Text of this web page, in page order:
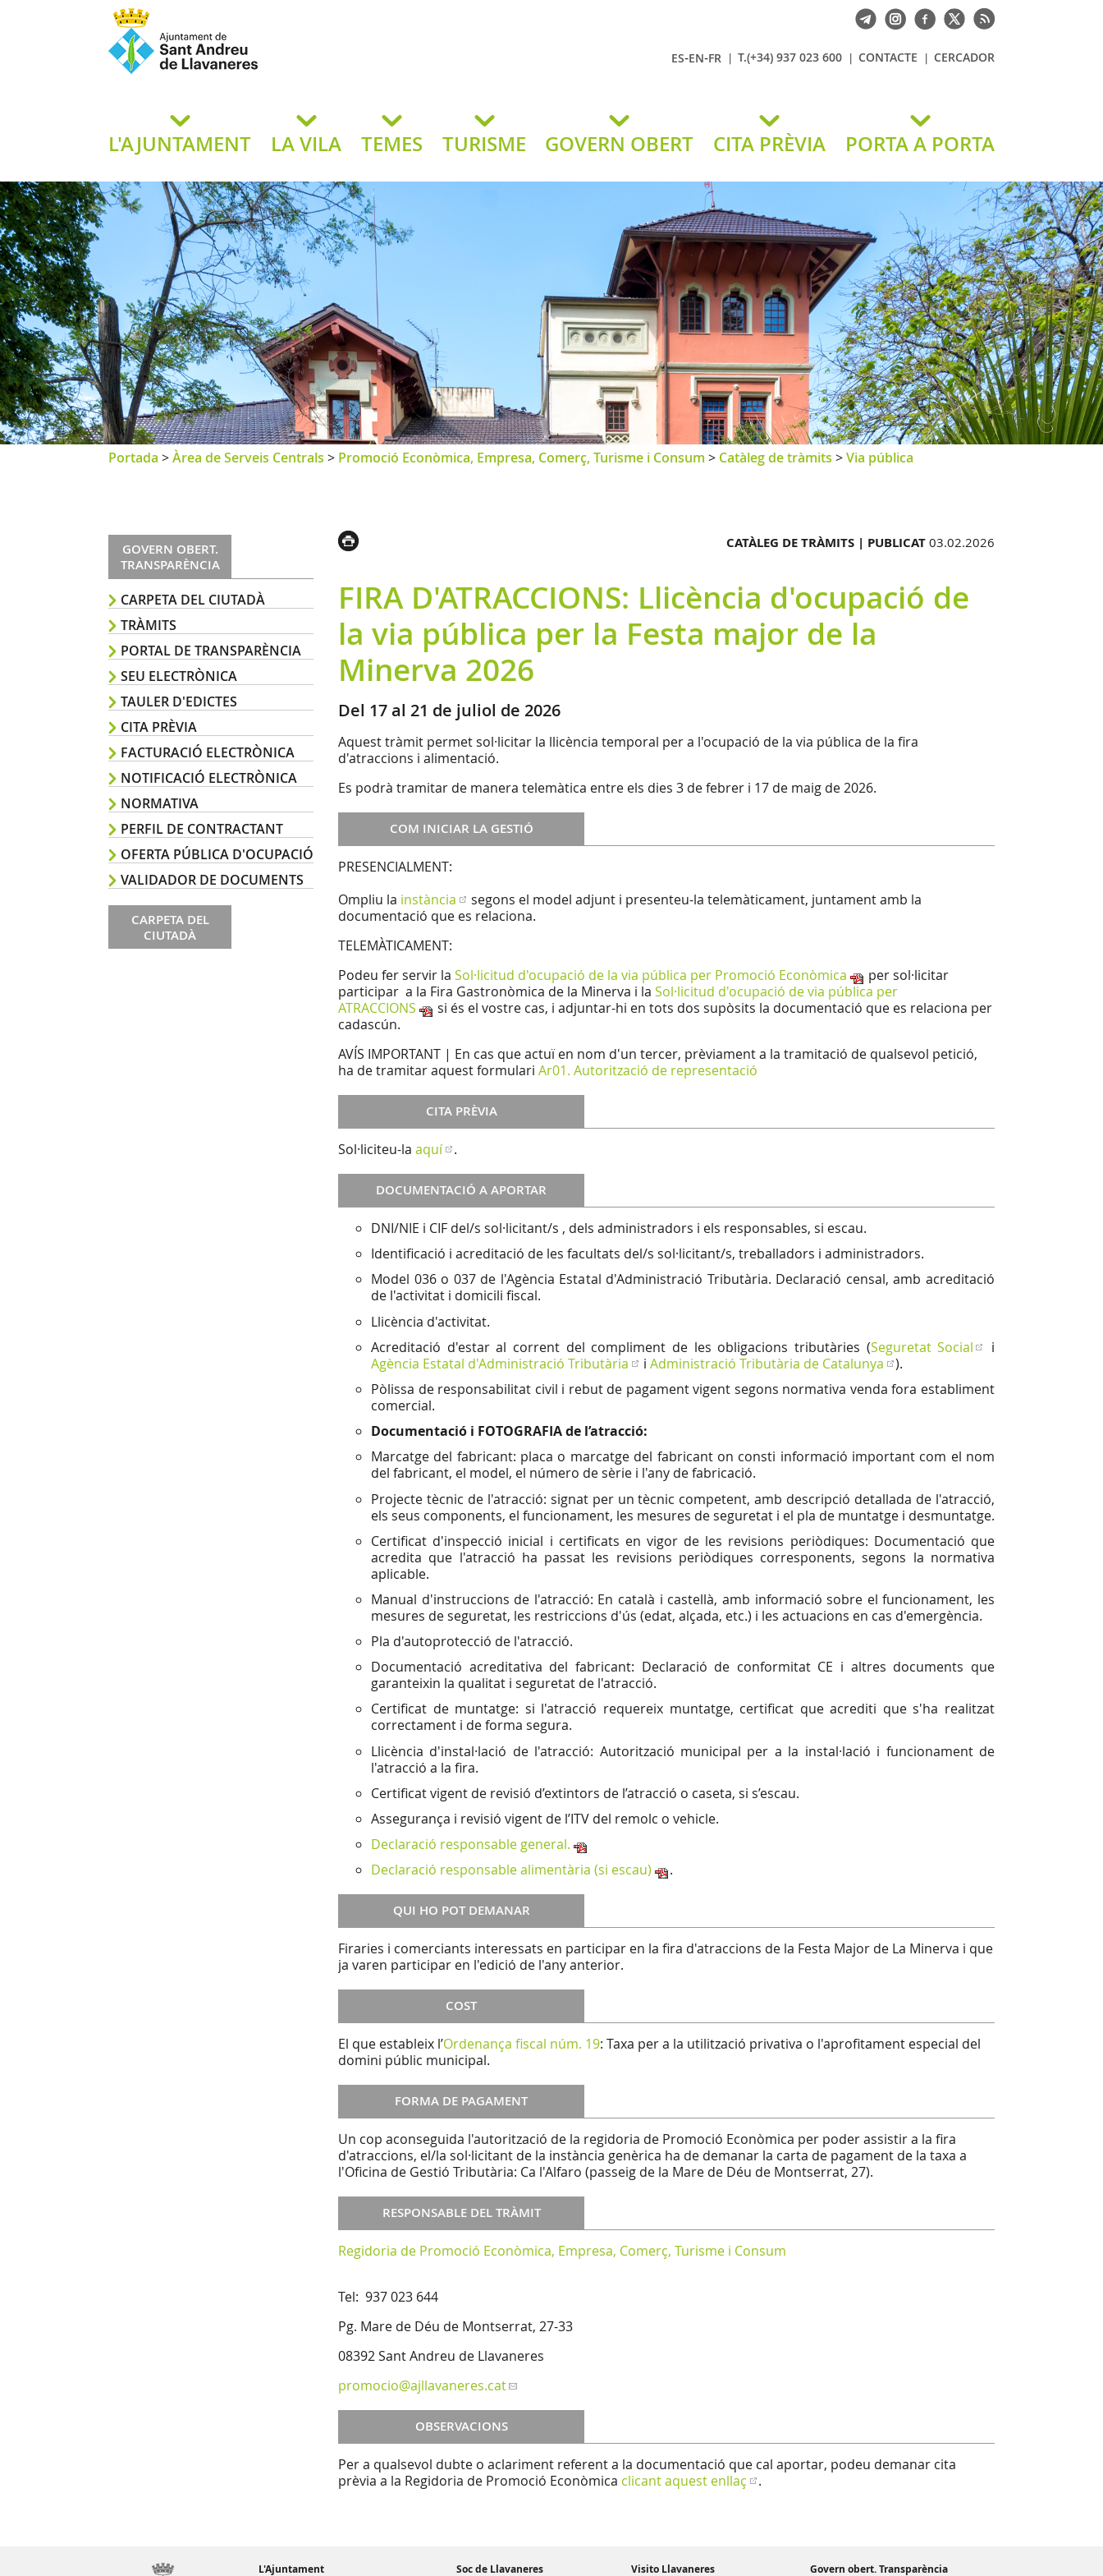
de Llavaneres
ES-EN-FR T.(+34) 937 023 600 CONTACTE CERCADOR
L'AJUNTAMENT LA VILA TEMES TURISME GOVERN OBERT CITA PRÈVIA PORTA A PORTA
Portada >Àrea de Serveis Centrals > Promoció Econòmica, Empresa, Comerç, Turisme i Consum > Catàleg de tràmits >Via pública
GOVERN OBERT.
TRANSPARÈNCIA
CARPETA DEL CIUTADÀ
TRÀMITS
PORTAL DE TRANSPARÈNCIA
SEU ELECTRÒNICA
TAULER D'EDICTES
CITA PRÈVIA
FACTURACIÓ ELECTRÒNICA
NOTIFICACIÓ ELECTRÒNICA
NORMATIVA
PERFIL DE CONTRACTANT
OFERTA PÚBLICA D'OCUPACIÓ
VALIDADOR DE DOCUMENTS
CARPETA DEL
CIUTADÀ
CATÀLEG DE TRÀMITS | PUBLICAT 03.02.2026
FIRA D'ATRACCIONS: Llicència d'ocupació de
la via pública per la Festa major de la
Minerva 2026
Del 17 al 21 de juliol de 2026
Aquest tràmit permet sol·licitar la llicència temporal per a l'ocupació de la via pública de la fira
d'atraccions i alimentació.
Es podrà tramitar de manera telemàtica entre els dies 3 de febrer i 17 de maig de 2026.
COM INICIAR LA GESTIÓ
PRESENCIALMENT:
Ompliu la instància
segons el model adjunt i presenteu-la telemàticament, juntament amb la
documentació que es relaciona.
TELEMÀTICAMENT:
Podeu fer servir la Sol·licitud d'ocupació de la via pública per Promoció Econòmica
per sol·licitar
participar a la Fira Gastronòmica de la Minerva i la Sol·licitud d'ocupació de via pública per
ATRACCIONS
si és el vostre cas, i adjuntar-hi en tots dos supòsits la documentació que es relaciona per
cadascún.
AVÍS IMPORTANT | En cas que actuï en nom d'un tercer, prèviament a la tramitació de qualsevol petició,
ha de tramitar aquest formulari Ar01. Autorització de representació
CITA PRÈVIA
Sol·liciteu-la aquí .
DOCUMENTACIÓ A APORTAR
DNI/NIE i CIF del/s sol·licitant/s , dels administradors i els responsables, si escau.
Identificació i acreditació de les facultats del/s sol·licitant/s, treballadors i administradors.
Model 036 o 037 de l'Agència Estatal d'Administració Tributària. Declaració censal, amb acreditació
de l'activitat i domicili fiscal.
Llicència d'activitat.
Acreditació d'estar al corrent del compliment de les obligacions tributàries (Seguretat Social
i
Agència Estatal d'Administració Tributària
i Administració Tributària de Catalunya
).
Pòlissa de responsabilitat civil i rebut de pagament vigent segons normativa venda fora establiment
comercial.
Documentació i FOTOGRAFIA de l’atracció:
Marcatge del fabricant: placa o marcatge del fabricant on consti informació important com el nom
del fabricant, el model, el número de sèrie i l'any de fabricació.
Projecte tècnic de l'atracció: signat per un tècnic competent, amb descripció detallada de l'atracció,
els seus components, el funcionament, les mesures de seguretat i el pla de muntatge i desmuntatge.
Certificat d'inspecció inicial i certificats en vigor de les revisions periòdiques: Documentació que
acredita que l'atracció ha passat les revisions periòdiques corresponents, segons la normativa
aplicable.
Manual d'instruccions de l'atracció: En català i castellà, amb informació sobre el funcionament, les
mesures de seguretat, les restriccions d'ús (edat, alçada, etc.) i les actuacions en cas d'emergència.
Pla d'autoprotecció de l'atracció.
Documentació acreditativa del fabricant: Declaració de conformitat CE i altres documents que
garanteixin la qualitat i seguretat de l'atracció.
Certificat de muntatge: si l'atracció requereix muntatge, certificat que acrediti que s'ha realitzat
correctament i de forma segura.
Llicència d'instal·lació de l'atracció: Autorització municipal per a la instal·lació i funcionament de
l'atracció a la fira.
Certificat vigent de revisió d’extintors de l’atracció o caseta, si s’escau.
Assegurança i revisió vigent de l’ITV del remolc o vehicle.
Declaració responsable general.
Declaració responsable alimentària (si escau)
.
QUI HO POT DEMANAR
Firaries i comerciants interessats en participar en la fira d'atraccions de la Festa Major de La Minerva i que
ja varen participar en l'edició de l'any anterior.
COST
El que estableix l’Ordenança fiscal núm. 19: Taxa per a la utilització privativa o l'aprofitament especial del
domini públic municipal.
FORMA DE PAGAMENT
Un cop aconseguida l'autorització de la regidoria de Promoció Econòmica per poder assistir a la fira
d'atraccions, el/la sol·licitant de la instància genèrica ha de demanar la carta de pagament de la taxa a
l'Oficina de Gestió Tributària: Ca l'Alfaro (passeig de la Mare de Déu de Montserrat, 27).
RESPONSABLE DEL TRÀMIT
Regidoria de Promoció Econòmica, Empresa, Comerç, Turisme i Consum
Tel: 937 023 644
Pg. Mare de Déu de Montserrat, 27-33
08392 Sant Andreu de Llavaneres
promocio@ajllavaneres.cat
OBSERVACIONS
Per a qualsevol dubte o aclariment referent a la documentació que cal aportar, podeu demanar cita
prèvia a la Regidoria de Promoció Econòmica clicant aquest enllaç .
L'Ajuntament Soc de Llavaneres Visito Llavaneres Govern obert. Transparència